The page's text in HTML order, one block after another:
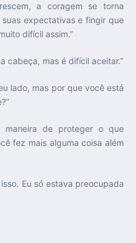
a coragem se torna
expectativas e fingir que
difícil assim.”
cabeça, mas é difícil aceitar.”
lado, mas por que você está
maneira de proteger o que
fez mais alguma coisa além
Eu só estava preocupada